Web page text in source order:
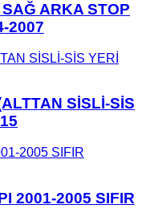
ARKA STOP
2007
SİSLİ-SİS
2001-2005 SIFIR